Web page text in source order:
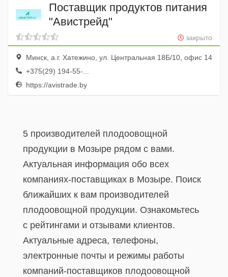
Поставщик продуктов питания
"Авистрейд"
закрыто
Минск, а.г. Хатежино, ул. Центральная 18Б/10, офис 14
+375(29) 194-55-...
https://avistrade.by
5 производителей плодоовощной
продукции в Мозыре рядом с вами.
Актуальная информация обо всех
компаниях-поставщиках в Мозыре. Поиск
ближайших к вам производителей
плодоовощной продукции. Ознакомьтесь
с рейтингами и отзывами клиентов.
Актуальные адреса, телефоны,
электронные почты и режимы работы
компаний-поставщиков плодоовощной